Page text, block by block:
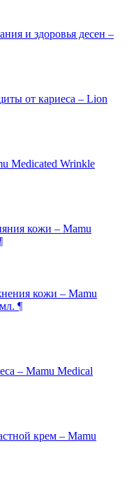
и здоровья десен –
от кариеса – Lion
Medicated Wrinkle
кожи – Mamu
кожи – Mamu
¶
– Mamu Medical
крем – Mamu